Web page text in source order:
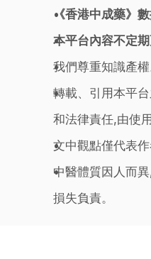
《香港中成藥》
本平台內容不定
我們尊重知識產
轉載、引用本平
和法律責任,由使
文中觀點僅代表
中醫體質因人而
損失負責。